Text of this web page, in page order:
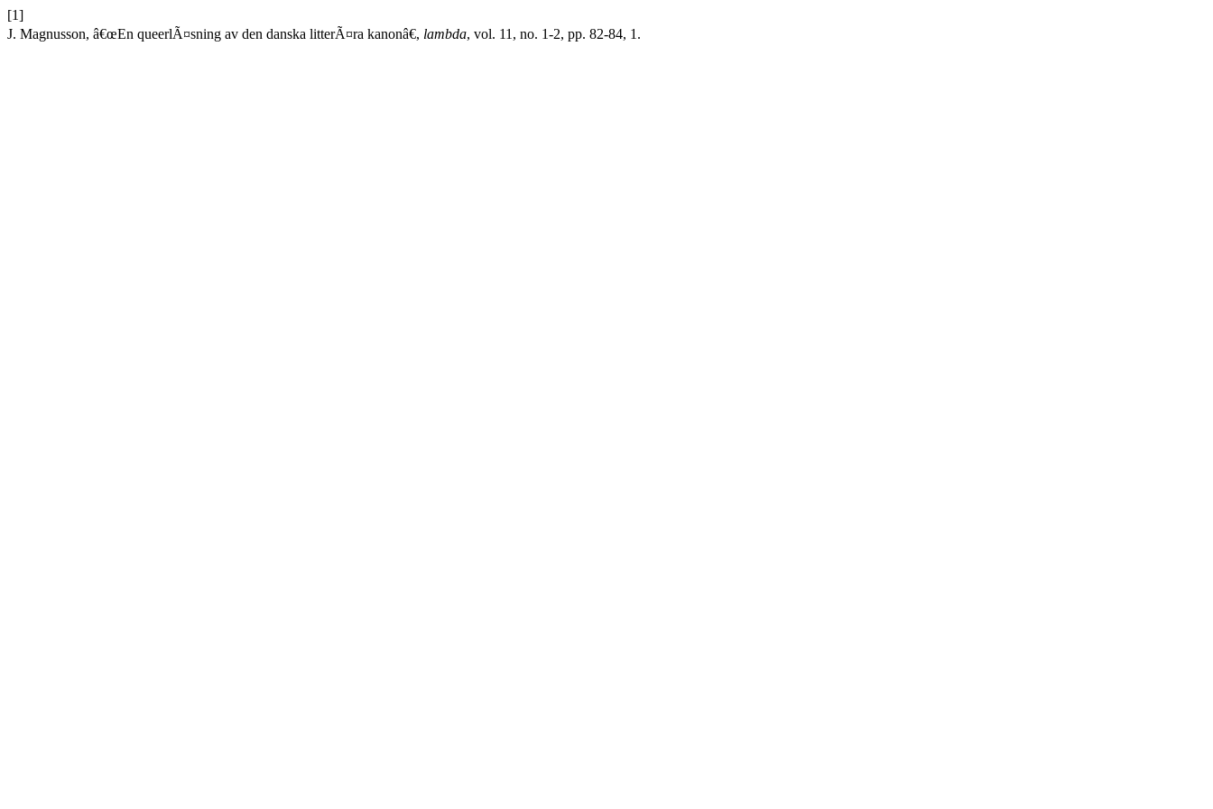
[1]
J. Magnusson, â€œEn queerlÃ¤sning av den danska litterÃ¤ra kanonâ€, lambda, vol. 11, no. 1-2, pp. 82-84, 1.